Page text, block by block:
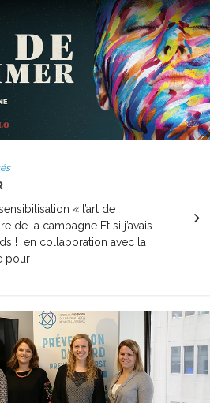
« l’art de
de la campagne Et si j’avais
! en collaboration avec la
pour